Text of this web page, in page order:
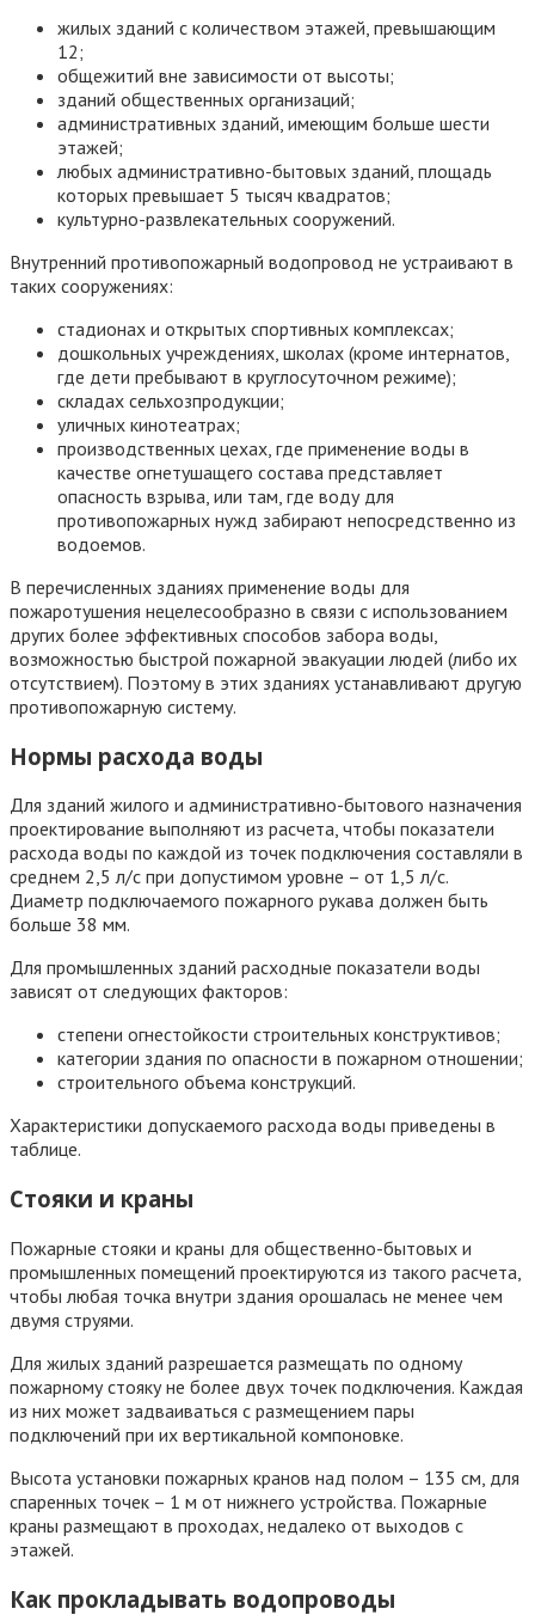
жилых зданий с количеством этажей, превышающим
12;
общежитий вне зависимости от высоты;
зданий общественных организаций;
административных зданий, имеющим больше шести
этажей;
любых административно-бытовых зданий, площадь
которых превышает 5 тысяч квадратов;
культурно-развлекательных сооружений.
Внутренний противопожарный водопровод не устраивают в
таких сооружениях:
стадионах и открытых спортивных комплексах;
дошкольных учреждениях, школах (кроме интернатов,
где дети пребывают в круглосуточном режиме);
складах сельхозпродукции;
уличных кинотеатрах;
производственных цехах, где применение воды в
качестве огнетушащего состава представляет
опасность взрыва, или там, где воду для
противопожарных нужд забирают непосредственно из
водоемов.
В перечисленных зданиях применение воды для
пожаротушения нецелесообразно в связи с использованием
других более эффективных способов забора воды,
возможностью быстрой пожарной эвакуации людей (либо их
отсутствием). Поэтому в этих зданиях устанавливают другую
противопожарную систему.
Нормы расхода воды
Для зданий жилого и административно-бытового назначения
проектирование выполняют из расчета, чтобы показатели
расхода воды по каждой из точек подключения составляли в
среднем 2,5 л/с при допустимом уровне – от 1,5 л/с.
Диаметр подключаемого пожарного рукава должен быть
больше 38 мм.
Для промышленных зданий расходные показатели воды
зависят от следующих факторов:
степени огнестойкости строительных конструктивов;
категории здания по опасности в пожарном отношении;
строительного объема конструкций.
Характеристики допускаемого расхода воды приведены в
таблице.
Стояки и краны
Пожарные стояки и краны для общественно-бытовых и
промышленных помещений проектируются из такого расчета,
чтобы любая точка внутри здания орошалась не менее чем
двумя струями.
Для жилых зданий разрешается размещать по одному
пожарному стояку не более двух точек подключения. Каждая
из них может задваиваться с размещением пары
подключений при их вертикальной компоновке.
Высота установки пожарных кранов над полом – 135 см, для
спаренных точек – 1 м от нижнего устройства. Пожарные
краны размещают в проходах, недалеко от выходов с
этажей.
Как прокладывать водопроводы